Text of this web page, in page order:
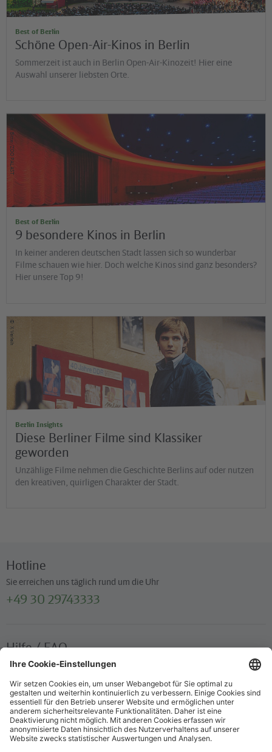
Best of Berlin
Schöne Open-Air-Kinos in Berlin
Sommerzeit ist auch in Berlin Open-Air-Kinozeit! Hier eine
Auswahl unserer liebsten Orte.
Jan Bitter/ZOO PALAST
Best of Berlin
9 besondere Kinos in Berlin
In keiner anderen deutschen Stadt lassen sich so wunderbar
Filme schauen wie hier. Doch welche Kinos sind ganz besonders?
Hier unsere Top 9!
©
X Verleih
Berlin Insights
Diese Berliner Filme sind Klassiker
geworden
Unzählige Filme nehmen die Geschichte Berlins auf oder nutzen
den kreativen, quirligen Charakter der Stadt.
Hotline
Sie erreichen uns täglich rund um die Uhr
+49 30 29743333
Hilfe / FAQ
Die wichtigsten Antworten und Hilfestellungen für unterwegs
Verkaufsstellen
Ticketverkauf und persönliche Beratung